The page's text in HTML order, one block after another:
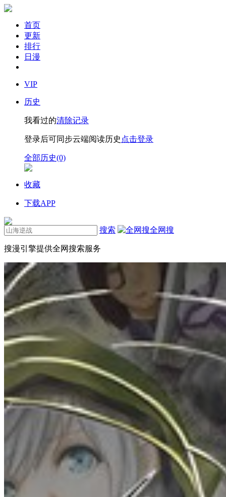
首页
更新
排行
日漫
VIP
历史
我看过的清除记录
登录后可同步云端阅读历史 点击登录
全部历史(0)
收藏
下载APP
搜索 全网搜
搜漫引擎提供全网搜索服务